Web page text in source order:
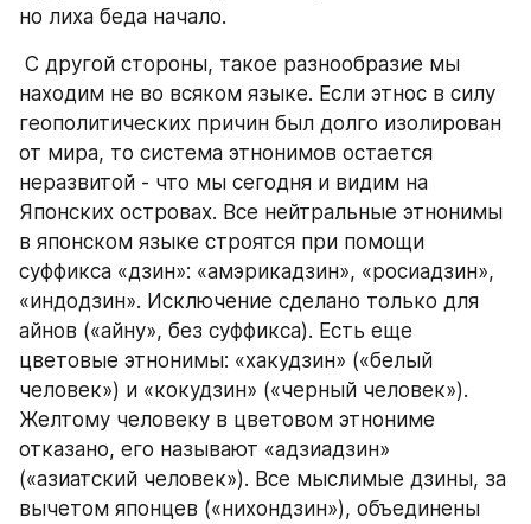
но лиха беда начало.
находим не во всяком языке. Если этнос в силу
геополитических причин был долго изолирован
от мира, то система этнонимов остается
неразвитой - что мы сегодня и видим на
Японских островах. Все нейтральные этнонимы
в японском языке строятся при помощи
суффикса «дзин»: «амэрикадзин», «росиадзин»,
«индодзин». Исключение сделано только для
айнов («айну», без суффикса). Есть еще
цветовые этнонимы: «хакудзин» («белый
человек») и «кокудзин» («черный человек»).
Желтому человеку в цветовом этнониме
отказано, его называют «адзиадзин»
(«азиатский человек»). Все мыслимые дзины, за
вычетом японцев («нихондзин»), объединены